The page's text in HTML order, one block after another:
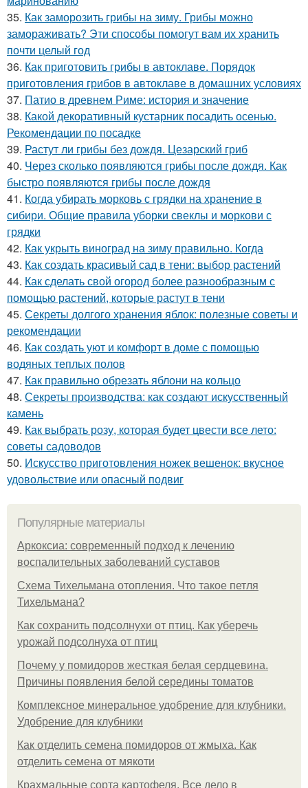
35. Как заморозить грибы на зиму. Грибы можно
замораживать? Эти способы помогут вам их хранить
почти целый год
36. Как приготовить грибы в автоклаве. Порядок
приготовления грибов в автоклаве в домашних условиях
37. Патио в древнем Риме: история и значение
38. Какой декоративный кустарник посадить осенью.
Рекомендации по посадке
39. Растут ли грибы без дождя. Цезарский гриб
40. Через сколько появляются грибы после дождя. Как
быстро появляются грибы после дождя
41. Когда убирать морковь с грядки на хранение в
сибири. Общие правила уборки свеклы и моркови с
грядки
42. Как укрыть виноград на зиму правильно. Когда
43. Как создать красивый сад в тени: выбор растений
44. Как сделать свой огород более разнообразным с
помощью растений, которые растут в тени
45. Секреты долгого хранения яблок: полезные советы и
рекомендации
46. Как создать уют и комфорт в доме с помощью
водяных теплых полов
47. Как правильно обрезать яблони на кольцо
48. Секреты производства: как создают искусственный
камень
49. Как выбрать розу, которая будет цвести все лето:
советы садоводов
50. Искусство приготовления ножек вешенок: вкусное
удовольствие или опасный подвиг
Популярные материалы
Аркоксиа: современный подход к лечению
воспалительных заболеваний суставов
Схема Тихельмана отопления. Что такое петля
Тихельмана?
Как сохранить подсолнухи от птиц. Как уберечь
урожай подсолнуха от птиц
Почему у помидоров жесткая белая сердцевина.
Причины появления белой середины томатов
Комплексное минеральное удобрение для клубники.
Удобрение для клубники
Как отделить семена помидоров от жмыха. Как
отделить семена от мякоти
Крахмальные сорта картофеля. Все дело в